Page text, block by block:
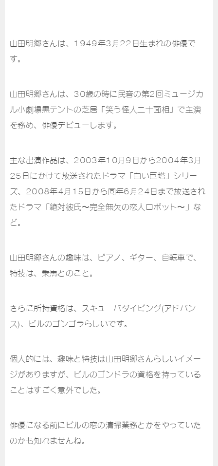
山田明郷さんは、1949年3月22日生まれの俳優で
す。
山田明郷さんは、30歳の時に民音の第2回ミュージカ
ル小劇場黒テントの芝居「笑う怪人二十面相」で主演
を務め、俳優デビューします。
主な出演作品は、2003年10月9日から2004年3月
25日にかけて放送されたドラマ「白い巨塔」シリー
ズ、2008年4月15日から同年6月24日まで放送され
たドラマ「絶対彼氏〜完全無欠の恋人ロボット〜」な
ど。
山田明郷さんの趣味は、ピアノ、ギター、自転車で、
特技は、乗馬とのこと。
さらに所持資格は、スキューバダイビング(アドバン
ス)、ビルのゴンゴラらしいです。
個人的には、趣味と特技は山田明郷さんらしいイメー
ジがありますが、ビルのゴンドラの資格を持っている
ことはすごく意外でした。
俳優になる前にビルの窓の清掃業務とかをやっていた
のかも知れませんね。